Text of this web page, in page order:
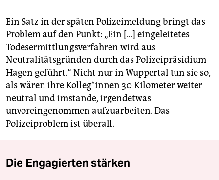
Ein Satz in der späten Polizeimeldung bringt das
Problem auf den Punkt: „Ein […] eingeleitetes
Todesermittlungsverfahren wird aus
Neutralitätsgründen durch das Polizeipräsidium
Hagen geführt.“ Nicht nur in Wuppertal tun sie so,
als wären ihre Kol­le­g*in­nen 30 Kilometer weiter
neutral und imstande, irgendetwas
unvoreingenommen aufzuarbeiten. Das
Polizeiproblem ist überall.
Die Engagierten stärken